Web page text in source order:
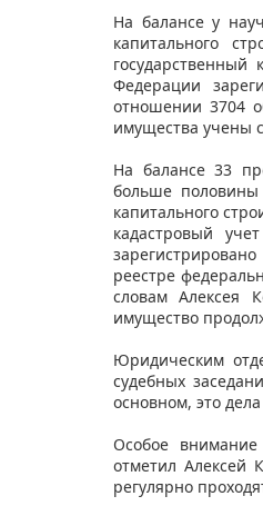
На балансе у
капитального
государственный
Федерации
отношении 3704
имущества учены
На балансе 33
больше половины
капитального
кадастровый
реестре
словам Алексея
имущество
Юридическим
судебных
основном, это
Особое
отметил Алексей
регулярно